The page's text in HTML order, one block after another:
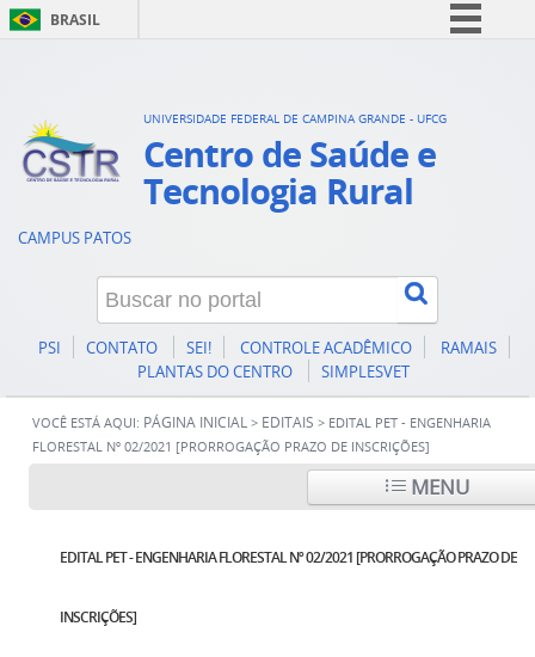
BRASIL
Acesso à informação
Legislação
UNIVERSIDADE FEDERAL DE CAMPINA GRANDE - UFCG
Centro de Saúde e
Tecnologia Rural
CAMPUS PATOS
PSI CONTATO SEI! CONTROLE ACADÊMICO
RAMAIS
PLANTAS DO CENTRO
SIMPLESVET
VOCÊ ESTÁ AQUI: PÁGINA INICIAL > EDITAIS > EDITAL PET - ENGENHARIA
FLORESTAL Nº 02/2021 [PRORROGAÇÃO PRAZO DE INSCRIÇÕES]
MENU
EDITAL PET - ENGENHARIA FLORESTAL Nº 02/2021 [PRORROGAÇÃO PRAZO DE
INSCRIÇÕES]